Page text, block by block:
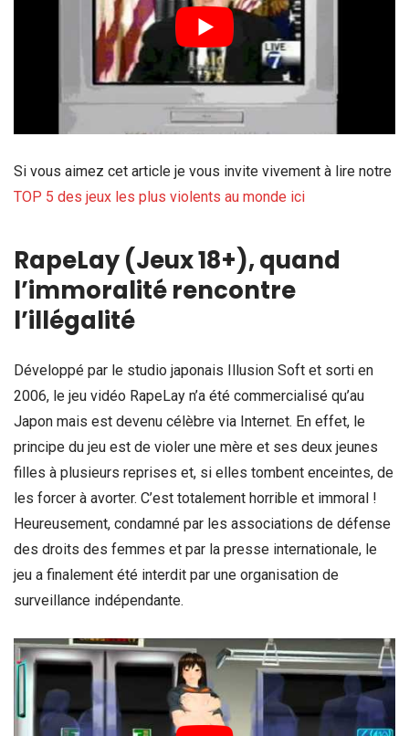
Si vous aimez cet article je vous invite vivement à lire notre
TOP 5 des jeux les plus violents au monde ici
RapeLay (Jeux 18+), quand
l’immoralité rencontre
l’illégalité
Développé par le studio japonais Illusion Soft et sorti en
2006, le jeu vidéo RapeLay n’a été commercialisé qu’au
Japon mais est devenu célèbre via Internet. En effet, le
principe du jeu est de violer une mère et ses deux jeunes
filles à plusieurs reprises et, si elles tombent enceintes, de
les forcer à avorter. C’est totalement horrible et immoral !
Heureusement, condamné par les associations de défense
des droits des femmes et par la presse internationale, le
jeu a finalement été interdit par une organisation de
surveillance indépendante.